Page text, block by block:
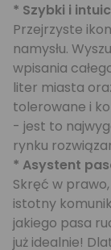
* Szybki i
Przejrzyste
namysłu.
wpisania
liter miasta
tolerowane i
- jest to
rynku
* Asystent
Skręć w
istotny
jakiego pasa
już idealnie!